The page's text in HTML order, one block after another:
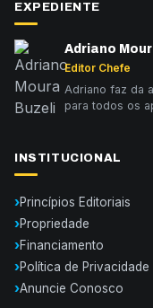
EXPEDIENTE
Adriano
Editor Chefe
Adriano faz da
para todos os
INSTITUCIONAL
Princípios Editoriais
Propriedade
Financiamento
Política de Privacidade
Anuncie Conosco